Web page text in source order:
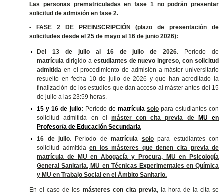
Las personas prematriculadas en fase 1 no podrán presentar
solicitud de admisión en fase 2.
- FASE 2 DE PREINSCRIPCIÓN (plazo de presentación de
solicitudes desde el 25 de mayo al 16 de junio 2026):
Del 13 de julio al 16 de julio de 2026. Período de
matrícula dirigido a estudiantes de nuevo ingreso,con solicitud
admitida en el procedimiento de admisión a máster universitario
resuelto en fecha 10 de julio de 2026 y que han acreditado la
finalización de los estudios que dan acceso al máster antes del 15
de julio a las 23:59 horas.
15 y 16 de julio: Período de matrícula solo para estudiantes con
solicitud admitida en el máster con cita previa de MU en
Profesor/a de Educación Secundaria
16 de julio. Período dematrícula solo para estudiantes con
solicitud admitidaen los másteres que tienen cita previa de
matrícula de MU en Abogacía y Procura, MU en Psicología
General Sanitaria,MU en Técnicas Experimentales en Química
y MUen Trabajo Social en el Ámbito Sanitario.
En el caso de los másteres con cita previa, la hora de la cita se